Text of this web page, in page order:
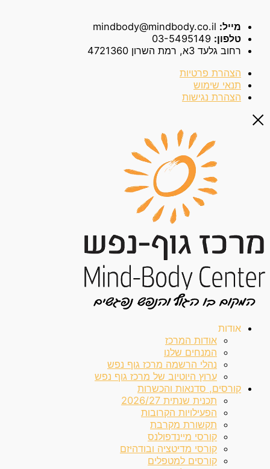
מייל:
טלפון:
רחוב גלעד 3א, רמת השרון 4721360
הצהרת פרטיות
תנאי שימוש
הצהרת נגישות
אודות
אודות המרכז
המנחים שלנו
נהלי הרשמה מרכז גוף נפש
ערוץ היוטיוב של מרכז גוף נפש
קורסים, סדנאות והכשרות
תכנית שנתית 2026/27
הפעילויות הקרובות
תקשורת מקרבת
קורסי מיינדפולנס
קורסי מדיטציה ובודהיזם
קורסים למטפלים